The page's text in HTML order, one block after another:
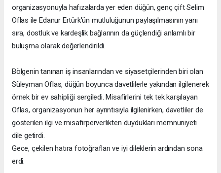
organizasyonuyla hafızalarda yer eden düğün, genç çift Selim
Oflas ile Edanur Ertürk'ün mutluluğunun paylaşılmasının yanı
sıra, dostluk ve kardeşlik bağlarının da güçlendiği anlamlı bir
buluşma olarak değerlendirildi.
Bölgenin tanınan iş insanlarından ve siyasetçilerinden biri olan
Süleyman Oflas, düğün boyunca davetlilerle yakından ilgilenerek
örnek bir ev sahipliği sergiledi. Misafirlerini tek tek karşılayan
Oflas, organizasyonun her ayrıntısıyla ilgilenirken, davetliler de
gösterilen ilgi ve misafirperverlikten duydukları memnuniyeti
dile getirdi.
Gece, çekilen hatıra fotoğrafları ve iyi dileklerin ardından sona
erdi.